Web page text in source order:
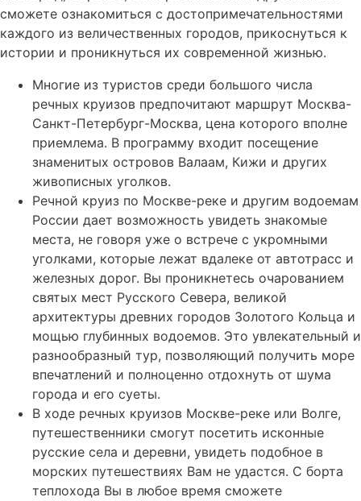
сможете ознакомиться с достопримечательностями
каждого из величественных городов, прикоснуться к
истории и проникнуться их современной жизнью.
Многие из туристов среди большого числа
речных круизов предпочитают маршрут Москва-
Санкт-Петербург-Москва, цена которого вполне
приемлема. В программу входит посещение
знаменитых островов Валаам, Кижи и других
живописных уголков.
Речной круиз по Москве-реке и другим водоемам
России дает возможность увидеть знакомые
места, не говоря уже о встрече с укромными
уголками, которые лежат вдалеке от автотрасс и
железных дорог. Вы проникнетесь очарованием
святых мест Русского Севера, великой
архитектуры древних городов Золотого Кольца и
мощью глубинных водоемов. Это увлекательный и
разнообразный тур, позволяющий получить море
впечатлений и полноценно отдохнуть от шума
города и его суеты.
В ходе речных круизов Москве-реке или Волге,
путешественники смогут посетить исконные
русские села и деревни, увидеть подобное в
морских путешествиях Вам не удастся. С борта
теплохода Вы в любое время сможете